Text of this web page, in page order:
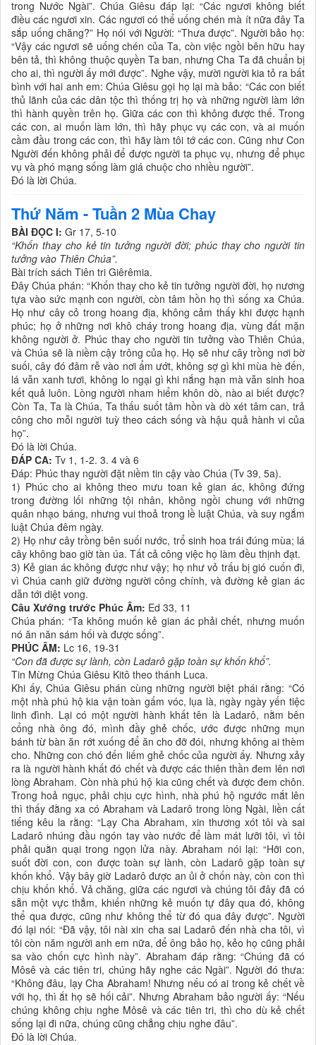
trong Nước Ngài”. Chúa Giêsu đáp lại: “Các ngươi không biết
điều các ngươi xin. Các ngươi có thể uống chén mà ít nữa đây Ta
sắp uống chăng?” Họ nói với Người: “Thưa được”. Người bảo họ:
“Vậy các ngươi sẽ uống chén của Ta, còn việc ngồi bên hữu hay
bên tả, thì không thuộc quyền Ta ban, nhưng Cha Ta đã chuẩn bị
cho ai, thì người ấy mới được”. Nghe vậy, mười người kia tỏ ra bất
bình với hai anh em: Chúa Giêsu gọi họ lại mà bảo: “Các con biết
thủ lãnh của các dân tộc thì thống trị họ và những người làm lớn
thì hành quyền trên họ. Giữa các con thì không được thế. Trong
các con, ai muốn làm lớn, thì hãy phục vụ các con, và ai muốn
cầm đầu trong các con, thì hãy làm tôi tớ các con. Cũng như Con
Người đến không phải để được người ta phục vụ, nhưng để phục
vụ và phó mạng sống làm giá chuộc cho nhiều người”.
Ðó là lời Chúa.
Thứ Năm - Tuần 2 Mùa Chay
BÀI ĐỌC I: Gr 17, 5-10
“Khốn thay cho kẻ tin tưởng người đời; phúc thay cho người tin
tưởng vào Thiên Chúa”.
Bài trích sách Tiên tri Giêrêmia.
Ðây Chúa phán: “Khốn thay cho kẻ tin tưởng người đời, họ nương
tựa vào sức mạnh con người, còn tâm hồn họ thì sống xa Chúa.
Họ như cây cỏ trong hoang địa, không cảm thấy khi được hạnh
phúc; họ ở những nơi khô cháy trong hoang địa, vùng đất mặn
không người ở. Phúc thay cho người tin tưởng vào Thiên Chúa,
và Chúa sẽ là niềm cậy trông của họ. Họ sẽ như cây trồng nơi bờ
suối, cây đó đâm rễ vào nơi ẩm ướt, không sợ gì khi mùa hè đến,
lá vẫn xanh tươi, không lo ngại gì khi nắng hạn mà vẫn sinh hoa
kết quả luôn. Lòng người nham hiểm khôn dò, nào ai biết được?
Còn Ta, Ta là Chúa, Ta thấu suốt tâm hồn và dò xét tâm can, trả
công cho mỗi người tuỳ theo cách sống và hậu quả hành vi của
họ”.
Ðó là lời Chúa.
ĐÁP CA: Tv 1, 1-2. 3. 4 và 6
Ðáp: Phúc thay người đặt niềm tin cậy vào Chúa (Tv 39, 5a).
1) Phúc cho ai không theo mưu toan kẻ gian ác, không đứng
trong đường lối những tội nhân, không ngồi chung với những
quân nhạo báng, nhưng vui thoả trong lề luật Chúa, và suy ngắm
luật Chúa đêm ngày.
2) Họ như cây trồng bên suối nước, trổ sinh hoa trái đúng mùa; lá
cây không bao giờ tàn úa. Tất cả công việc họ làm đều thịnh đạt.
3) Kẻ gian ác không được như vậy; họ như vỏ trấu bị gió cuốn đi,
vì Chúa canh giữ đường người công chính, và đường kẻ gian ác
dẫn tới diệt vong.
Câu Xướng trước Phúc Âm: Ed 33, 11
Chúa phán: “Ta không muốn kẻ gian ác phải chết, nhưng muốn
nó ăn năn sám hối và được sống”.
PHÚC ÂM: Lc 16, 19-31
“Con đã được sự lành, còn Ladarô gặp toàn sự khốn khổ”.
Tin Mừng Chúa Giêsu Kitô theo thánh Luca.
Khi ấy, Chúa Giêsu phán cùng những người biệt phái rằng: “Có
một nhà phú hộ kia vận toàn gấm vóc, lụa là, ngày ngày yến tiệc
linh đình. Lại có một người hành khất tên là Ladarô, nằm bên
cổng nhà ông đó, mình đầy ghẻ chốc, ước được những mụn
bánh từ bàn ăn rớt xuống để ăn cho đỡ đói, nhưng không ai thèm
cho. Những con chó đến liếm ghẻ chốc của người ấy. Nhưng xảy
ra là người hành khất đó chết và được các thiên thần đem lên nơi
lòng Abraham. Còn nhà phú hộ kia cũng chết và được đem chôn.
Trong hoả ngục, phải chịu cực hình, nhà phú hộ ngước mắt lên
thì thấy đằng xa có Abraham và Ladarô trong lòng Ngài, liền cất
tiếng kêu la rằng: “Lạy Cha Abraham, xin thương xót tôi và sai
Ladarô nhúng đầu ngón tay vào nước để làm mát lưỡi tôi, vì tôi
phải quằn quại trong ngọn lửa này. Abraham nói lại: “Hỡi con,
suốt đời con, con được toàn sự lành, còn Ladarô gặp toàn sự
khốn khổ. Vậy bây giờ Ladarô được an ủi ở chốn này, còn con thì
chịu khốn khổ. Vả chăng, giữa các ngươi và chúng tôi đây đã có
sẵn một vực thẳm, khiến những kẻ muốn tự đây qua đó, không
thể qua được, cũng như không thể từ đó qua đây được”. Người
đó lại nói: “Ðã vậy, tôi nài xin cha sai Ladarô đến nhà cha tôi, vì
tôi còn năm người anh em nữa, để ông bảo họ, kẻo họ cũng phải
sa vào chốn cực hình này”. Abraham đáp rằng: “Chúng đã có
Môsê và các tiên tri, chúng hãy nghe các Ngài”. Người đó thưa:
“Không đâu, lạy Cha Abraham! Nhưng nếu có ai trong kẻ chết về
với họ, thì ắt họ sẽ hối cải”. Nhưng Abraham bảo người ấy: “Nếu
chúng không chịu nghe Môsê và các tiên tri, thì cho dù kẻ chết
sống lại đi nữa, chúng cũng chẳng chịu nghe đâu”.
Ðó là lời Chúa.